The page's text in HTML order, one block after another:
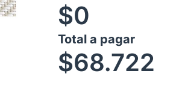
$0
Total a pagar
$68.722